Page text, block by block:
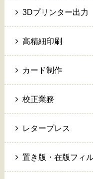
3Dプリンター出力
高精細印刷
カード制作
校正業務
レタープレス
置き版・在版フィ